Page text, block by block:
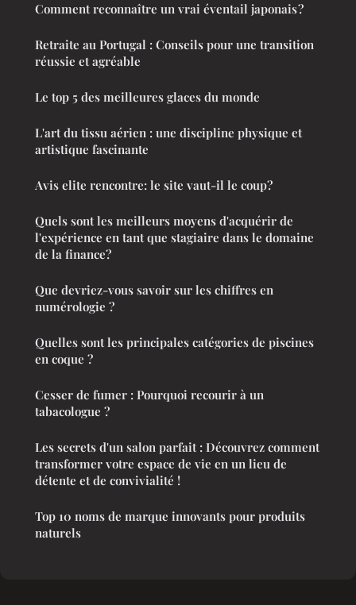
Comment reconnaître un vrai éventail japonais ?
Retraite au Portugal : Conseils pour une transition
réussie et agréable
Le top 5 des meilleures glaces du monde
L'art du tissu aérien : une discipline physique et
artistique fascinante
Avis elite rencontre: le site vaut-il le coup?
Quels sont les meilleurs moyens d'acquérir de
l'expérience en tant que stagiaire dans le domaine
de la finance?
Que devriez-vous savoir sur les chiffres en
numérologie ?
Quelles sont les principales catégories de piscines
en coque ?
Cesser de fumer : Pourquoi recourir à un
tabacologue ?
Les secrets d'un salon parfait : Découvrez comment
transformer votre espace de vie en un lieu de
détente et de convivialité !
Top 10 noms de marque innovants pour produits
naturels